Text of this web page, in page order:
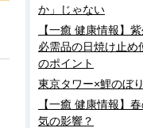
か」じゃない
【一癒 健康情報】
必需品の日焼け止め
のポイント
東京タワー×鯉のぼり
【一癒 健康情報】
気の影響？